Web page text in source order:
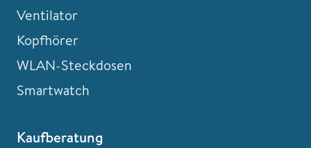
Ventilator
Kopfhörer
WLAN-Steckdosen
Smartwatch
Kaufberatung